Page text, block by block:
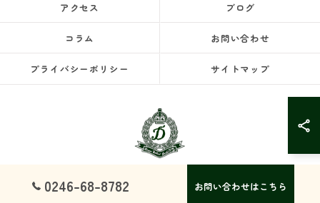
0246-68-8782 お問い合わせはこちら
アクセス ブログ
コラム お問い合わせ
プライバシーポリシー サイトマップ
© 2026 福島県いわき市の塾ならドリームスクール ALL RIGHTS RESERVED.